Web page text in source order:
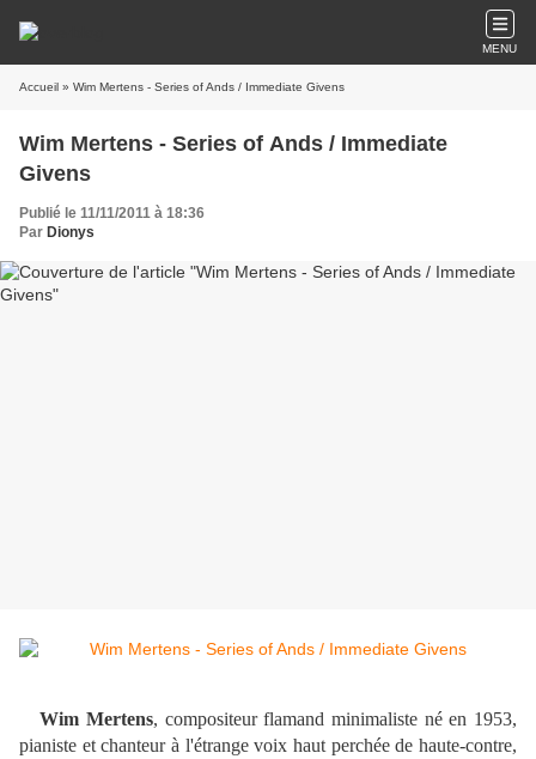
MENU
Accueil » Wim Mertens - Series of Ands / Immediate Givens
Wim Mertens - Series of Ands / Immediate
Givens
Publié le 11/11/2011 à 18:36
Par Dionys
Wim Mertens, compositeur flamand minimaliste né en 1953,
pianiste et chanteur à l'étrange voix haut perchée de haute-contre,